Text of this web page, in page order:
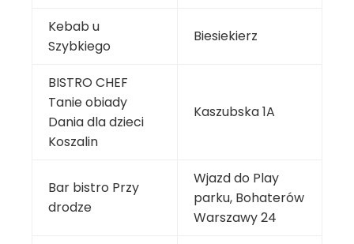
Kebab u
Szybkiego
Biesiekierz
BISTRO CHEF
Tanie obiady
Dania dla dzieci
Koszalin
Kaszubska 1A
Bar bistro Przy
drodze
Wjazd do Play
parku, Bohaterów
Warszawy 24